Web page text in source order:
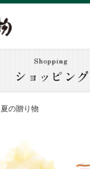
夏の贈り物